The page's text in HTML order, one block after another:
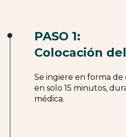
PASO 1:
Colocación
Se ingiere en forma de
en solo 15 minutos,
médica.